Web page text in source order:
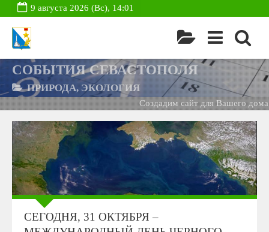
9 августа 2026 (Вс), 14:01
СОБЫТИЯ СЕВАСТОПОЛЯ
ПРИРОДА, ЭКОЛОГИЯ
Создадим сайт для Вашего дома -
СЕГОДНЯ, 31 ОКТЯБРЯ –